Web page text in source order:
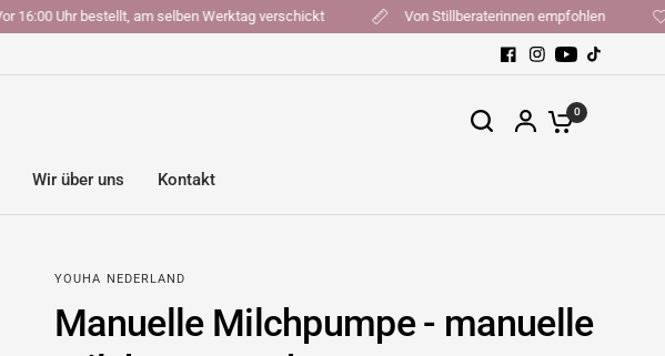
Vor 16:00 Uhr bestellt, am selben Werktag verschickt Von Stillberaterinnen empfohlen
0
Wir über uns Kontakt
YOUHA NEDERLAND
Manuelle Milchpumpe - manuelle